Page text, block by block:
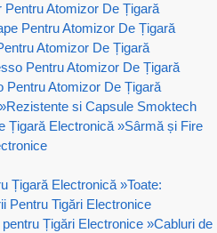
Pentru Atomizor De Țigară
Pentru Atomizor De Țigară
Atomizor De Țigară
Pentru Atomizor De Țigară
Pentru Atomizor De Țigară
»Rezistente si Capsule Smoktech
Țigară Electronică »Sârmă și Fire
Țigară Electronică »Toate:
Pentru Tigări Electronice
Țigări Electronice »Cabluri de